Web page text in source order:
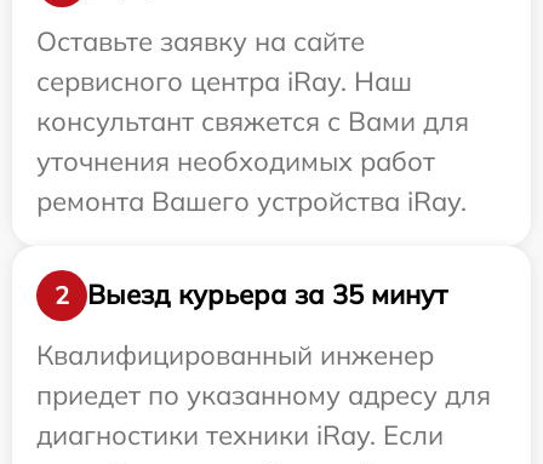
Оставьте заявку на сайте
сервисного центра iRay. Наш
консультант свяжется с Вами для
уточнения необходимых работ
ремонта Вашего устройства iRay.
2
Выезд курьера за 35 минут
Квалифицированный инженер
приедет по указанному адресу для
диагностики техники iRay. Если